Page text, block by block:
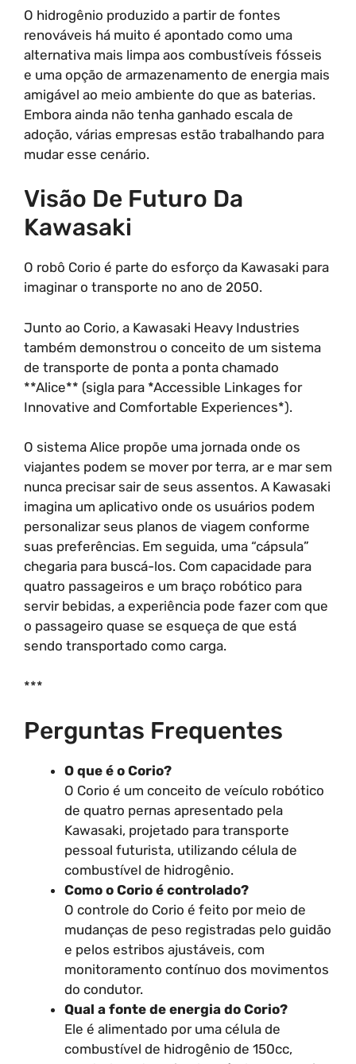
O hidrogênio produzido a partir de fontes
renováveis há muito é apontado como uma
alternativa mais limpa aos combustíveis fósseis
e uma opção de armazenamento de energia mais
amigável ao meio ambiente do que as baterias.
Embora ainda não tenha ganhado escala de
adoção, várias empresas estão trabalhando para
mudar esse cenário.
Visão De Futuro Da
Kawasaki
O robô Corio é parte do esforço da Kawasaki para
imaginar o transporte no ano de 2050.
Junto ao Corio, a Kawasaki Heavy Industries
também demonstrou o conceito de um sistema
de transporte de ponta a ponta chamado
**Alice** (sigla para *Accessible Linkages for
Innovative and Comfortable Experiences*).
O sistema Alice propõe uma jornada onde os
viajantes podem se mover por terra, ar e mar sem
nunca precisar sair de seus assentos. A Kawasaki
imagina um aplicativo onde os usuários podem
personalizar seus planos de viagem conforme
suas preferências. Em seguida, uma “cápsula”
chegaria para buscá-los. Com capacidade para
quatro passageiros e um braço robótico para
servir bebidas, a experiência pode fazer com que
o passageiro quase se esqueça de que está
sendo transportado como carga.
***
Perguntas Frequentes
O que é o Corio?
O Corio é um conceito de veículo robótico
de quatro pernas apresentado pela
Kawasaki, projetado para transporte
pessoal futurista, utilizando célula de
combustível de hidrogênio.
Como o Corio é controlado?
O controle do Corio é feito por meio de
mudanças de peso registradas pelo guidão
e pelos estribos ajustáveis, com
monitoramento contínuo dos movimentos
do condutor.
Qual a fonte de energia do Corio?
Ele é alimentado por uma célula de
combustível de hidrogênio de 150cc,